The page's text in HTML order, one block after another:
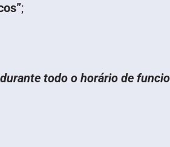
;
todo o horário de